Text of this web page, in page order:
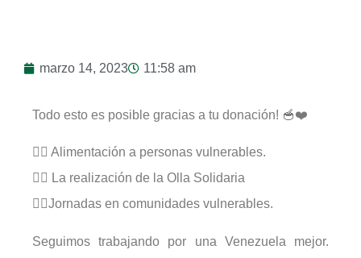
marzo 14, 2023 11:58 am
Todo esto es posible gracias a tu donación! 🥣❤️
👉🏻 Alimentación a personas vulnerables.
👉🏻 La realización de la Olla Solidaria
👉🏻Jornadas en comunidades vulnerables.
Seguimos trabajando por una Venezuela mejor.